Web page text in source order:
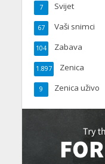
Svijet
7
Vaši snimci
67
Zabava
104
Zenica
1.897
Zenica uživo
9